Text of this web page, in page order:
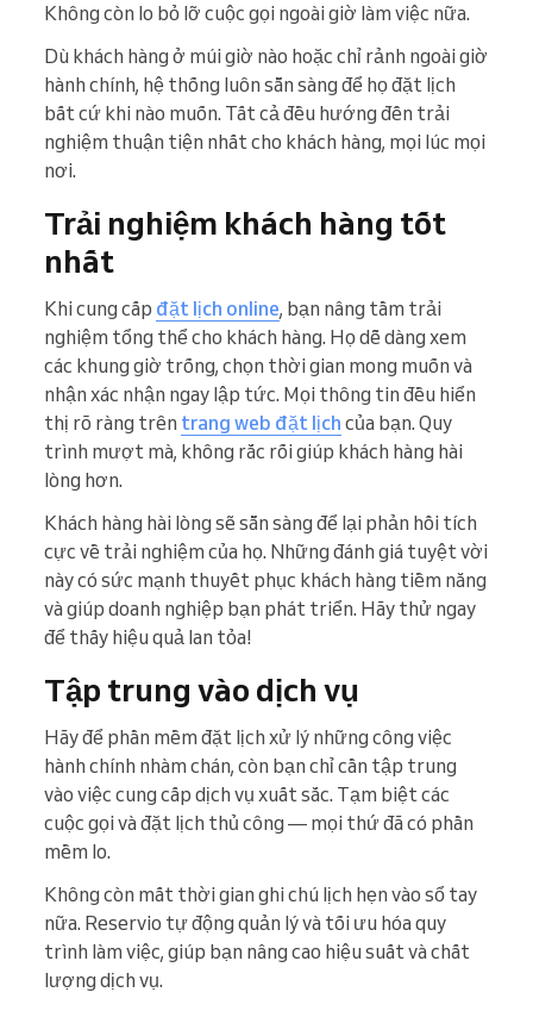
Không còn lo bỏ lỡ cuộc gọi ngoài giờ làm việc nữa.
Dù khách hàng ở múi giờ nào hoặc chỉ rảnh ngoài giờ
hành chính, hệ thống luôn sẵn sàng để họ đặt lịch
bất cứ khi nào muốn. Tất cả đều hướng đến trải
nghiệm thuận tiện nhất cho khách hàng, mọi lúc mọi
nơi.
Trải nghiệm khách hàng tốt
nhất
Khi cung cấp đặt lịch online, bạn nâng tầm trải
nghiệm tổng thể cho khách hàng. Họ dễ dàng xem
các khung giờ trống, chọn thời gian mong muốn và
nhận xác nhận ngay lập tức. Mọi thông tin đều hiển
thị rõ ràng trên trang web đặt lịch của bạn. Quy
trình mượt mà, không rắc rối giúp khách hàng hài
lòng hơn.
Khách hàng hài lòng sẽ sẵn sàng để lại phản hồi tích
cực về trải nghiệm của họ. Những đánh giá tuyệt vời
này có sức mạnh thuyết phục khách hàng tiềm năng
và giúp doanh nghiệp bạn phát triển. Hãy thử ngay
để thấy hiệu quả lan tỏa!
Tập trung vào dịch vụ
Hãy để phần mềm đặt lịch xử lý những công việc
hành chính nhàm chán, còn bạn chỉ cần tập trung
vào việc cung cấp dịch vụ xuất sắc. Tạm biệt các
cuộc gọi và đặt lịch thủ công — mọi thứ đã có phần
mềm lo.
Không còn mất thời gian ghi chú lịch hẹn vào sổ tay
nữa. Reservio tự động quản lý và tối ưu hóa quy
trình làm việc, giúp bạn nâng cao hiệu suất và chất
lượng dịch vụ.